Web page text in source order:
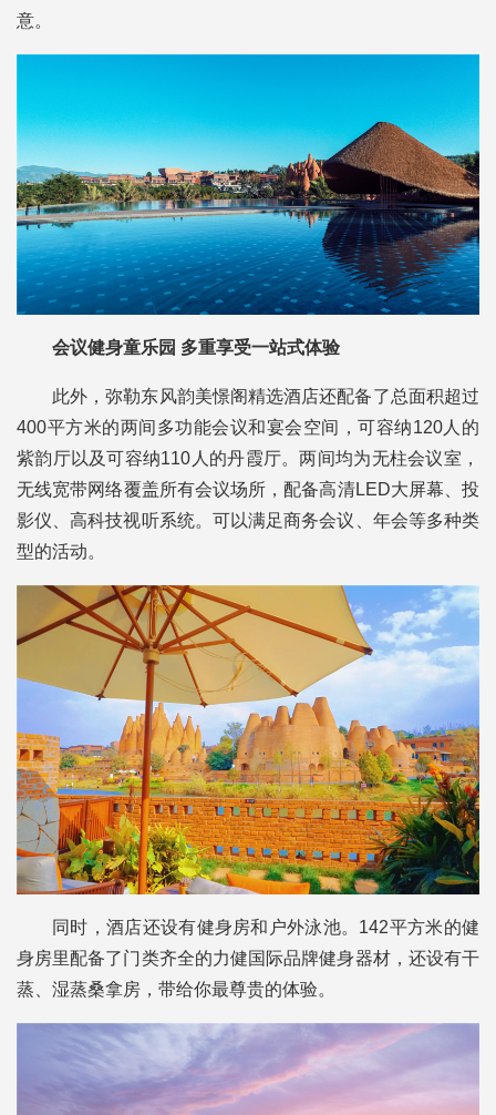
意。
会议健身童乐园 多重享受一站式体验
此外，弥勒东风韵美憬阁精选酒店还配备了总面积超过
400平方米的两间多功能会议和宴会空间，可容纳120人的
紫韵厅以及可容纳110人的丹霞厅。两间均为无柱会议室，
无线宽带网络覆盖所有会议场所，配备高清LED大屏幕、投
影仪、高科技视听系统。可以满足商务会议、年会等多种类
型的活动。
同时，酒店还设有健身房和户外泳池。142平方米的健
身房里配备了门类齐全的力健国际品牌健身器材，还设有干
蒸、湿蒸桑拿房，带给你最尊贵的体验。